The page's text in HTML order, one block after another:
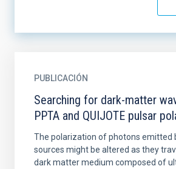
PUBLICACIÓN
Searching for dark-matter
PPTA and QUIJOTE pulsar
The polarization of photons emitted
sources might be altered as they
dark matter medium composed of